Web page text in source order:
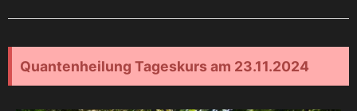
Quan­ten­hei­lung Tages­kurs am 23.11.2024